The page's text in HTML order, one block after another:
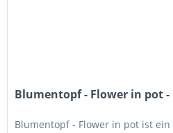
Blumentopf - Flower in pot -
Blumentopf - Flower in pot ist